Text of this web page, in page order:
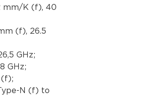
mm/K (f), 40
(f), 26.5
GHz;
GHz;
(f);
N (f) to